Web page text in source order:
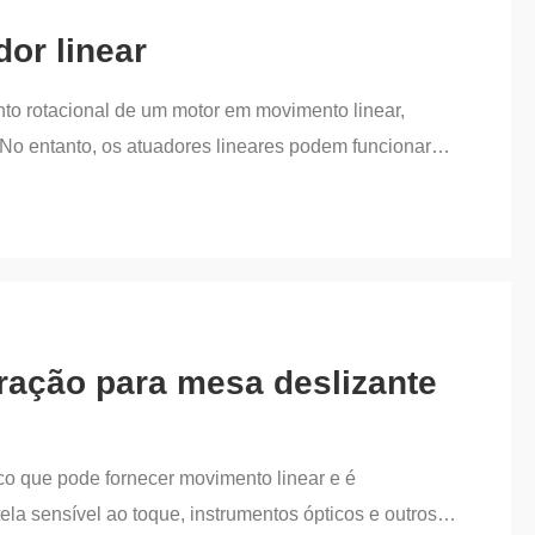
linear
rotacional de um motor em movimento linear,
entanto, os atuadores lineares podem funcionar
um método de diagnóstico de falhas de atuador
para mesa deslizante
que pode fornecer movimento linear e é
sensível ao toque, instrumentos ópticos e outros